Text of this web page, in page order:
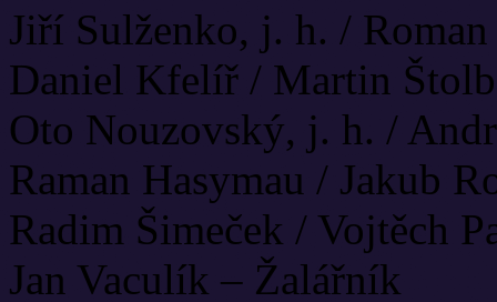
Jiří Sulženko, j. h. /
Daniel Kfelíř / Martin
Oto Nouzovský, j. h. /
Raman Hasymau / Jakub
Radim Šimeček / Vojtěch
Jan Vaculík – Žalářník